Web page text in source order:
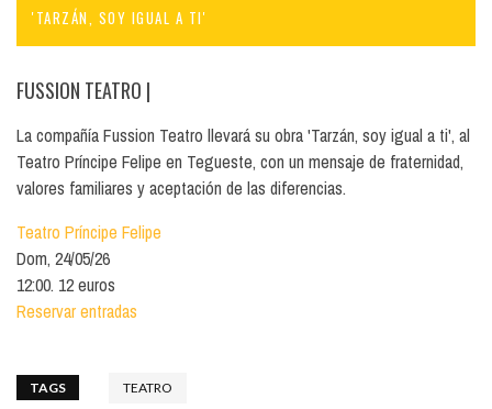
'TARZÁN, SOY IGUAL A TI'
FUSSION TEATRO |
La compañía Fussion Teatro llevará su obra 'Tarzán, soy igual a ti', al
Teatro Príncipe Felipe en Tegueste, con un mensaje de fraternidad,
valores familiares y aceptación de las diferencias.
Teatro Príncipe Felipe
Dom, 24/05/26
12:00. 12 euros
Reservar entradas
TAGS TEATRO